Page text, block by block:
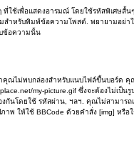
ใช้เพื่อแสดงอารมณ์ โดยใช้รหัสพิเศษสั้
ำหรับพิมพ์ข้อความโพสต์. พยายามอย่าใ
ข้อความนั้น
ไม่พบกล่องสำหรับแนบไฟล์ขึ้นบอร์ด คุณ
my-picture.gif ซึ่งจะต้องไม่เป็
กันโดยใช้ รหัสผ่าน, ฯลฯ. คุณไม่สามาร
ภาพ ให้ใช้ BBCode ด้วยคำสั่ง [img] ห